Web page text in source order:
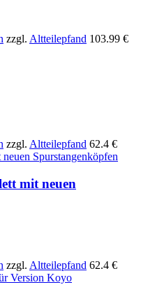
zzgl. Altteilepfand 103.99 €
zzgl. Altteilepfand 62.4 €
mit neuen
zzgl. Altteilepfand 62.4 €